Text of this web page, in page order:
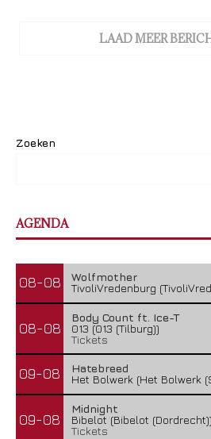
LAAD MEER
Zoeken
AGENDA
08-08
Wolfmother
TivoliVredenburg
08-08
Body Count ft. Ice-T
013 (013 (Tilburg))
Tickets
09-08
Hatebreed
Het Bolwerk (Het Bolwerk
09-08
Midnight
Bibelot (Bibelot (Dordrecht))
Tickets